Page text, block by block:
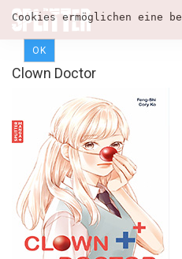
Cookies ermöglichen eine
OK
Clown Doctor